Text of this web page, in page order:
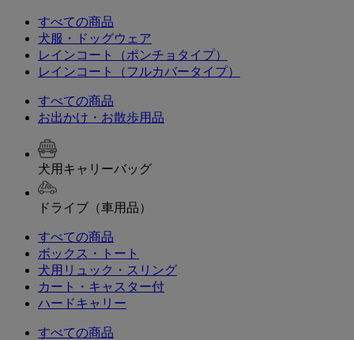
すべての商品
犬服・ドッグウェア
レインコート（ポンチョタイプ）
レインコート（フルカバータイプ）
すべての商品
お出かけ・お散歩用品
犬用キャリーバッグ
ドライブ（車用品）
すべての商品
ボックス・トート
犬用リュック・スリング
カート・キャスター付
ハードキャリー
すべての商品